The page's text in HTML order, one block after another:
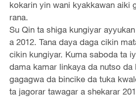
kokarin yin wani kyakkawan aiki
rana.
Su Qin ta shiga kungiyar
a 2012. Tana daya daga cikin
cikin kungiyar. Kuma saboda ta
dama kamar linkaya da nutso da
gagagwa da bincike da tuka
ta jagorar tawagar a shekarar